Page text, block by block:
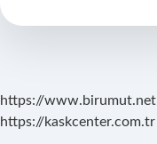
https://www.birumut.net
https://kaskcenter.com.tr